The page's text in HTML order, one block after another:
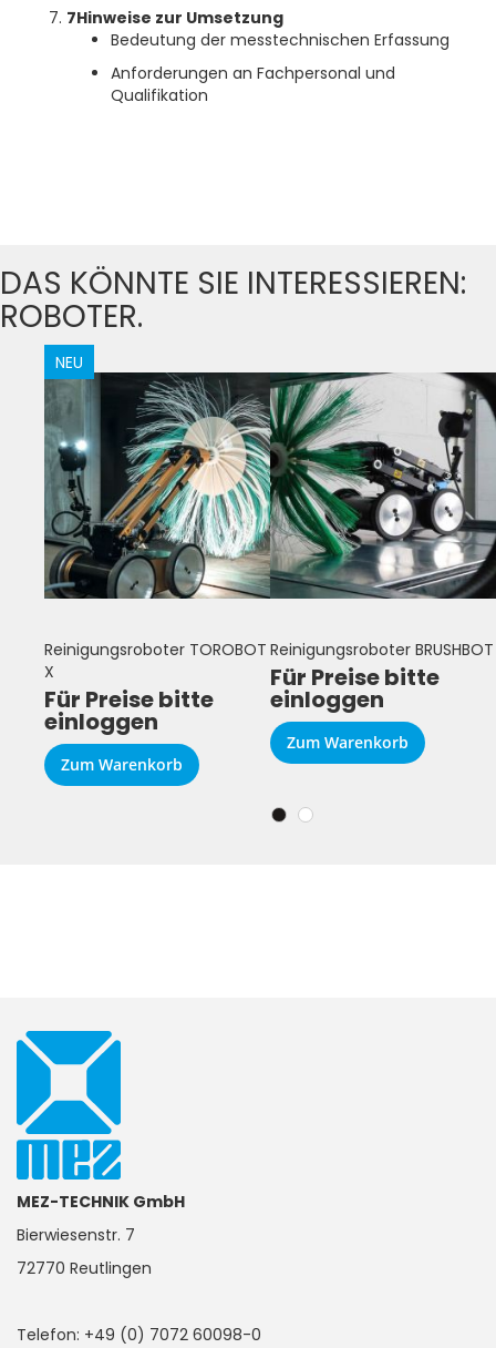
7Hinweise zur Umsetzung
Bedeutung der messtechnischen Erfassung
Anforderungen an Fachpersonal und
Qualifikation
DAS KÖNNTE SIE INTERESSIEREN:
ROBOTER.
NEU
Reinigungsroboter TOROBOT
X
Für Preise bitte
einloggen
Zum Warenkorb
Reinigungsroboter BRUSHBOT
Für Preise bitte
einloggen
Zum Warenkorb
MEZ-TECHNIK GmbH
Bierwiesenstr. 7
72770 Reutlingen
Telefon: +49 (0) 7072 60098-0